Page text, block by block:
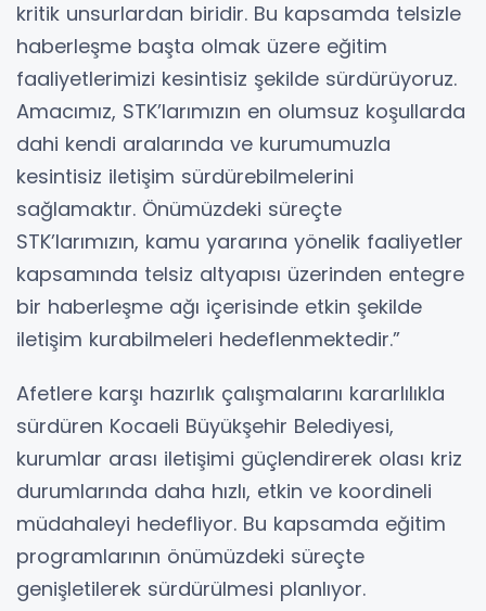
kritik unsurlardan biridir. Bu kapsamda telsizle
haberleşme başta olmak üzere eğitim
faaliyetlerimizi kesintisiz şekilde sürdürüyoruz.
Amacımız, STK’larımızın en olumsuz koşullarda
dahi kendi aralarında ve kurumumuzla
kesintisiz iletişim sürdürebilmelerini
sağlamaktır. Önümüzdeki süreçte
STK’larımızın, kamu yararına yönelik faaliyetler
kapsamında telsiz altyapısı üzerinden entegre
bir haberleşme ağı içerisinde etkin şekilde
iletişim kurabilmeleri hedeflenmektedir.”
Afetlere karşı hazırlık çalışmalarını kararlılıkla
sürdüren Kocaeli Büyükşehir Belediyesi,
kurumlar arası iletişimi güçlendirerek olası kriz
durumlarında daha hızlı, etkin ve koordineli
müdahaleyi hedefliyor. Bu kapsamda eğitim
programlarının önümüzdeki süreçte
genişletilerek sürdürülmesi planlıyor.